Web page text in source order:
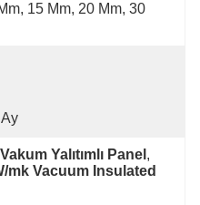
15 Mm, 20 Mm, 30
Yalıtımlı Panel ,
mk Vacuum Insulated